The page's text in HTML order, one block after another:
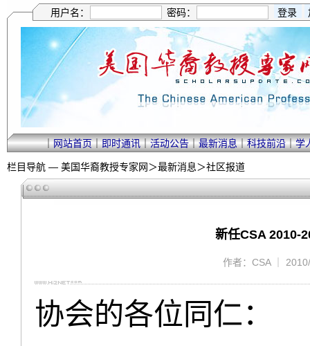
用户名： 密码：
｜网站首页｜即时通讯｜活动公告｜最新消息｜科技前沿｜学
栏目导航 — 美国华裔教授专家网＞最新消息＞社区报道
新任CSA 2010-
作者：CSA ｜
协会的各位同仁：